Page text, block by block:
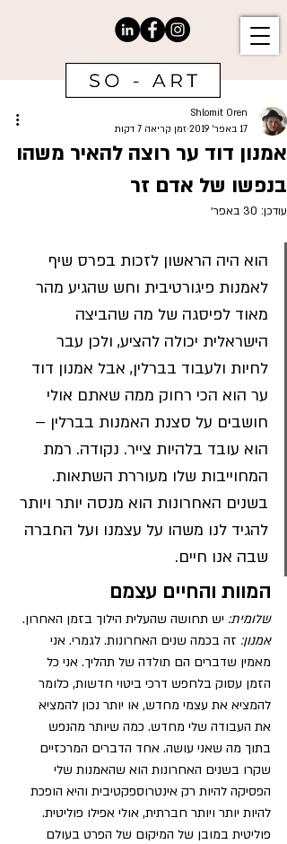
אמנון דוד ער רוצה להאיר משהו
בנפשו של אדם זר
Shlomit Oren
17 באפר׳ 2019
זמן קריאה 7 דקות
עודכן: 30 באפר׳
הוא היה הראשון לזכות בפרס שיף
לאמנות פיגורטיבית וחש שהגיע מהר
מאוד לפיסגה של מה שהביצה
הישראלית יכולה להציע, ולכן עבר
לחיות ולעבוד בברלין, אבל אמנון דוד
ער הוא הכי רחוק ממה שאתם אולי
חושבים על סצנת האמנות בברלין –
הוא עובד בלהיות צייר. נקודה. רמת
המחוייבות שלו מעוררת השתאות.
בשנים האחרונות הוא מנסה יותר ויותר
להגיד לנו משהו על עצמנו ועל החברה
שבה אנו חיים.
המוות והחיים עצמם
שלומית: יש תחושה שהעלית הילוך בזמן האחרון.
אמנון: זה בכמה שנים האחרונות. לגמרי. אני
מאמין שדברים הם תולדה של תהליך. אני כל
הזמן עסוק בלחפש דרכי ביטוי חדשות, כלומר
להמציא את עצמי מחדש, או יותר נכון להמציא
את העבודה שלי מחדש. כמה שיותר מהנפש
בתוך מה שאני עושה. אחד הדברים המרכזיים
שקרו בשנים האחרונות הוא שהאמנות שלי
הפסיקה להיות רק אינטרוספקטיבית והיא הופכת
להיות יותר ויותר חברתית, אולי אפילו פוליטית.
פוליטית במובן של המיקום של הפרט בעולם